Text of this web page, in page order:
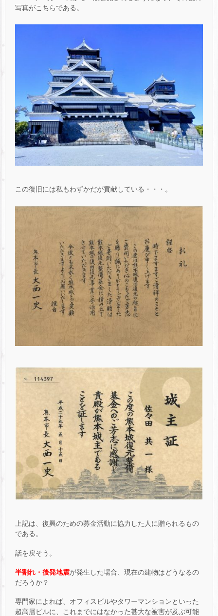
写真がこちらである。
この復旧には私もわずかだが貢献している・・・。
上記は、復興のための募金活動に協力した人に贈られるもの
である。
話を戻そう。
半割れ・後発地震が発生した場合、現在の建物はどうなるの
だろうか？
専門家によれば、オフィスビルやタワーマンションといった
超高層ビルに、これまでにはなかった甚大な被害が及ぶ可能